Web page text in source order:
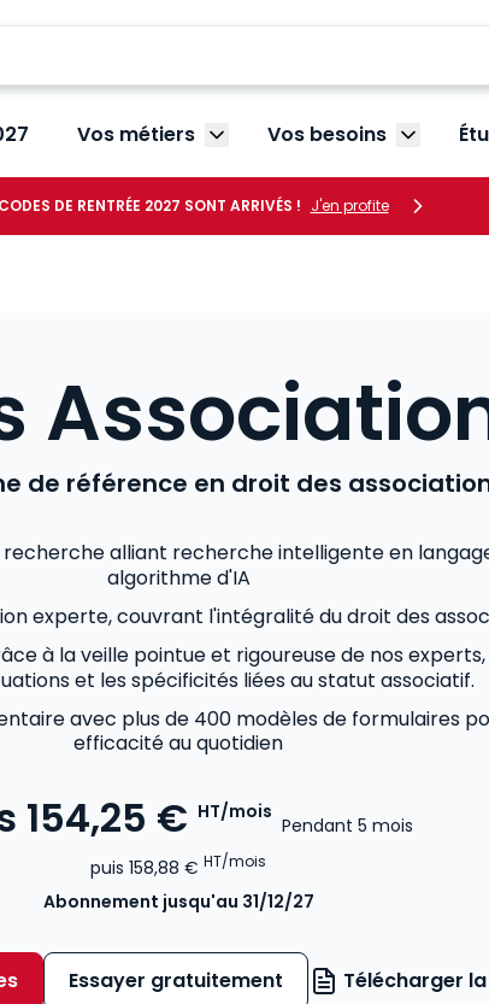
Vos métiers Afficher le sous-menu Vos
Vos besoins Afficher
DE RENTRÉE 2027 SONT ARRIVÉS ! J'en profite
de référence en droit des
alliant recherche intelligente en
algorithme d'IA
experte, couvrant l'intégralité du droit des
à la veille pointue et rigoureuse de nos
et les spécificités liées au statut associatif.
avec plus de 400 modèles de formulaires
efficacité au quotidien
154,25 € HT/mois
Pendant 5 mois
puis 158,88 € HT/mois
Abonnement jusqu'au 31/12/27
Essayer gratuitement Télécharger